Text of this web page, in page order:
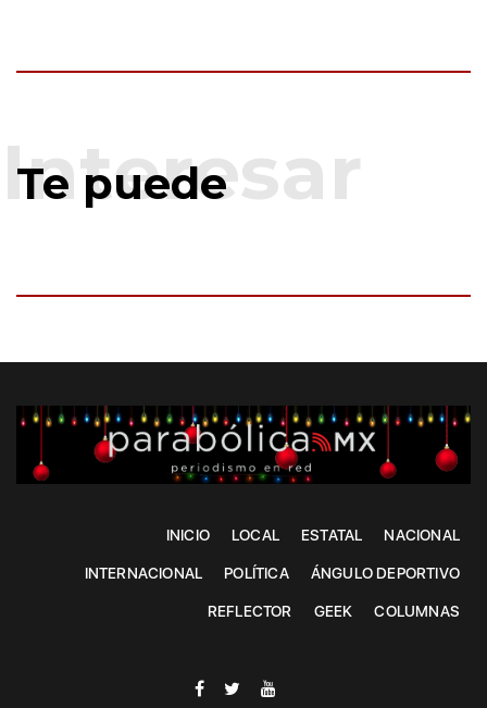
Te puede
INICIO LOCAL ESTATAL NACIONAL
INTERNACIONAL POLÍTICA ÁNGULO DEPORTIVO
REFLECTOR GEEK COLUMNAS